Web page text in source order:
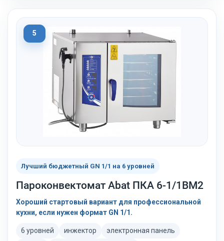
5
Лучший бюджетный GN 1/1 на 6 уровней
Пароконвектомат Abat ПКА 6-1/1ВМ2
Хороший стартовый вариант для профессиональной
кухни, если нужен формат GN 1/1.
6 уровней инжектор
электронная панель